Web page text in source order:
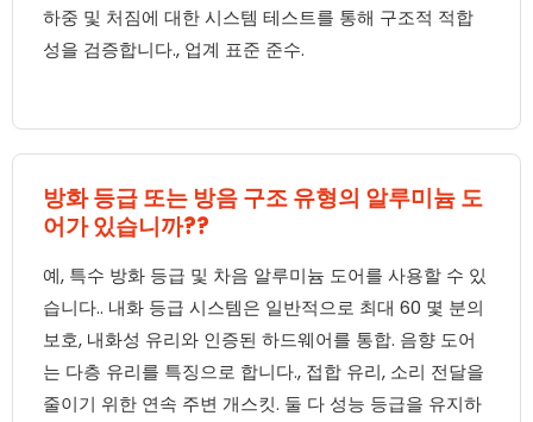
하중 및 처짐에 대한 시스템 테스트를 통해 구조적 적합
성을 검증합니다., 업계 표준 준수.
방화 등급 또는 방음 구조 유형의 알루미늄 도
어가 있습니까??
예, 특수 방화 등급 및 차음 알루미늄 도어를 사용할 수 있
습니다.. 내화 등급 시스템은 일반적으로 최대 60 몇 분의
보호, 내화성 유리와 인증된 하드웨어를 통합. 음향 도어
는 다층 유리를 특징으로 합니다., 접합 유리, 소리 전달을
줄이기 위한 연속 주변 개스킷. 둘 다 성능 등급을 유지하